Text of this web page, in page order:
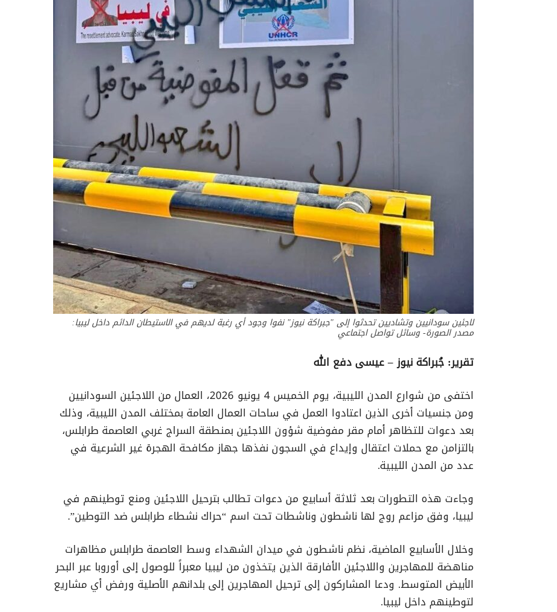
لاجئين سودانيين وتشاديين تحدثوا إلى "جبراكة نيوز" نفوا وجود أي رغبة لديهم في الاستيطان الدائم داخل ليبيا:
مصدر الصورة- وسائل تواصل اجتماعي
تقرير: جُبراكة نيوز – عيسى دفع الله
اختفى من شوارع المدن الليبية، يوم الخميس 4 يونيو 2026، العمال من اللاجئين السودانيين
ومن جنسيات أخرى الذين اعتادوا العمل في ساحات العمال العامة بمختلف المدن الليبية، وذلك
بعد دعوات للتظاهر أمام مقر مفوضية شؤون اللاجئين بمنطقة السراج غربي العاصمة طرابلس،
بالتزامن مع حملات اعتقال وإيداع في السجون نفذها جهاز مكافحة الهجرة غير الشرعية في
عدد من المدن الليبية.
وجاءت هذه التطورات بعد ثلاثة أسابيع من دعوات تطالب بترحيل اللاجئين ومنع توطينهم في
ليبيا، وفق مزاعم روج لها ناشطون وناشطات تحت اسم “حراك نشطاء طرابلس ضد التوطين”.
وخلال الأسابيع الماضية، نظم ناشطون في ميدان الشهداء وسط العاصمة طرابلس مظاهرات
مناهضة للمهاجرين واللاجئين الأفارقة الذين يتخذون من ليبيا معبراً للوصول إلى أوروبا عبر البحر
الأبيض المتوسط. ودعا المشاركون إلى ترحيل المهاجرين إلى بلدانهم الأصلية ورفض أي مشاريع
لتوطينهم داخل ليبيا.